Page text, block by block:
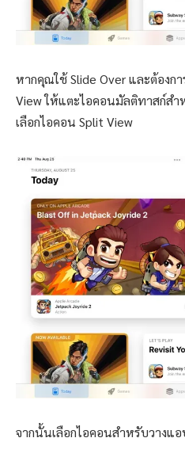
หากคุณใช้ Slide Over และต้องก
View ให้แตะไอคอนมัลติทาสก์ส
เลือกไอคอน Split View
จากนั้นเลือกไอคอนสำหรับวางแ